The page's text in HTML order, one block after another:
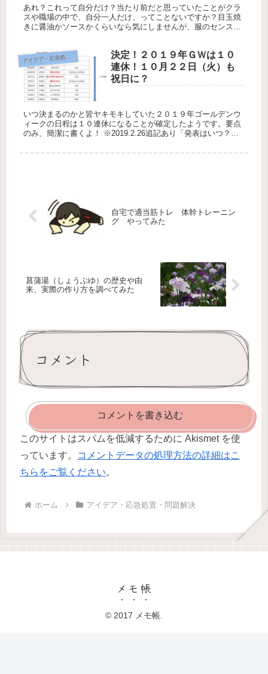
あれ？これって自分だけ？当たり前だと思っていたことがクラ
スや職場の中で、自分一人だけ、ってことないですか？目玉焼
きに醤油かソースかくらいなら気にしませんが、服のセンスや
アイデア・応急処置・問題解決
決定！２０１９年ＧＷは１０
連休！１０月２２日（火）も
祝日に？
いつ決まるのかと皆ヤキモキしていた２０１９年ゴールデンウ
ィークの日程は１０連休になることが確定したようです。要点
のみ、簡潔に書くよ！ ※2019.2.26追記あり「発表はいつ？」
自宅で適当筋トレ 体幹トレーニン
グ やってみた
菖蒲湯（しょうぶゆ）の歴史や由
来、実際の作り方を調べてみた
コメント
コメントを書き込む
このサイトはスパムを低減するために Akismet を使
っています。
コメントデータの処理方法の詳細はこ
ちらをご覧ください。
ホーム アイデア・応急処置・問題解決
メモ帳
© 2017 メモ帳.